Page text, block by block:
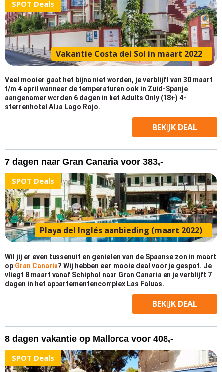
SPOT Deals
Vakantie Costa del Sol in maart 2022
Veel mooier gaat het bijna niet worden, je verblijft van 30 maart
t/m 4 april wanneer de temperaturen ook in Zuid-Spanje
aangenamer worden 6 dagen in het Adults Only (18+) 4-
sterrenhotel Alua Lago Rojo.
BEKIJK DEAL
7 dagen naar Gran Canaria voor 383,-
SPOT Deals
Playa del Inglés aanbieding (maart 2022)
Wil jij er even tussenuit en genieten van de Spaanse zon in maart
op Gran Canaria? Wij hebben een mooie deal voor je gespot. Je
vliegt 8 maart vanaf Schiphol naar Gran Canaria en je verblijft 7
dagen in het appartementencomplex Las Faluas.
BEKIJK DEAL
8 dagen vakantie op Mallorca voor 408,-
SPOT Deals